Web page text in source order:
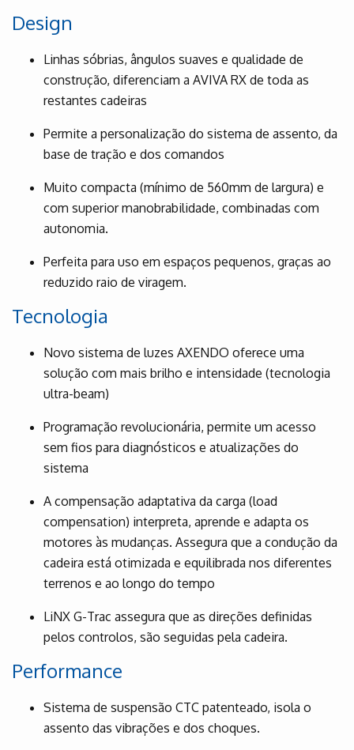
Design
Linhas sóbrias, ângulos suaves e qualidade de
construção, diferenciam a AVIVA RX de toda as
restantes cadeiras
Permite a personalização do sistema de assento, da
base de tração e dos comandos
Muito compacta (mínimo de 560mm de largura) e
com superior manobrabilidade, combinadas com
autonomia.
Perfeita para uso em espaços pequenos, graças ao
reduzido raio de viragem.
Tecnologia
Novo sistema de luzes AXENDO oferece uma
solução com mais brilho e intensidade (tecnologia
ultra-beam)
Programação revolucionária, permite um acesso
sem fios para diagnósticos e atualizações do
sistema
A compensação adaptativa da carga (load
compensation) interpreta, aprende e adapta os
motores às mudanças. Assegura que a condução da
cadeira está otimizada e equilibrada nos diferentes
terrenos e ao longo do tempo
LiNX G-Trac assegura que as direções definidas
pelos controlos, são seguidas pela cadeira.
Performance
Sistema de suspensão CTC patenteado, isola o
assento das vibrações e dos choques.